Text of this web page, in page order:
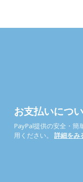
お支払いにつ
PayPal提供の安全・簡
用ください。 詳細をみ